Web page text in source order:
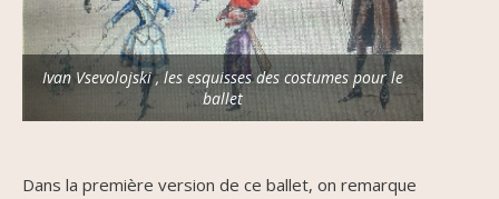
Ivan Vsevolojski , les esquisses des costumes pour le
ballet
Dans la première version de ce ballet, on remarque